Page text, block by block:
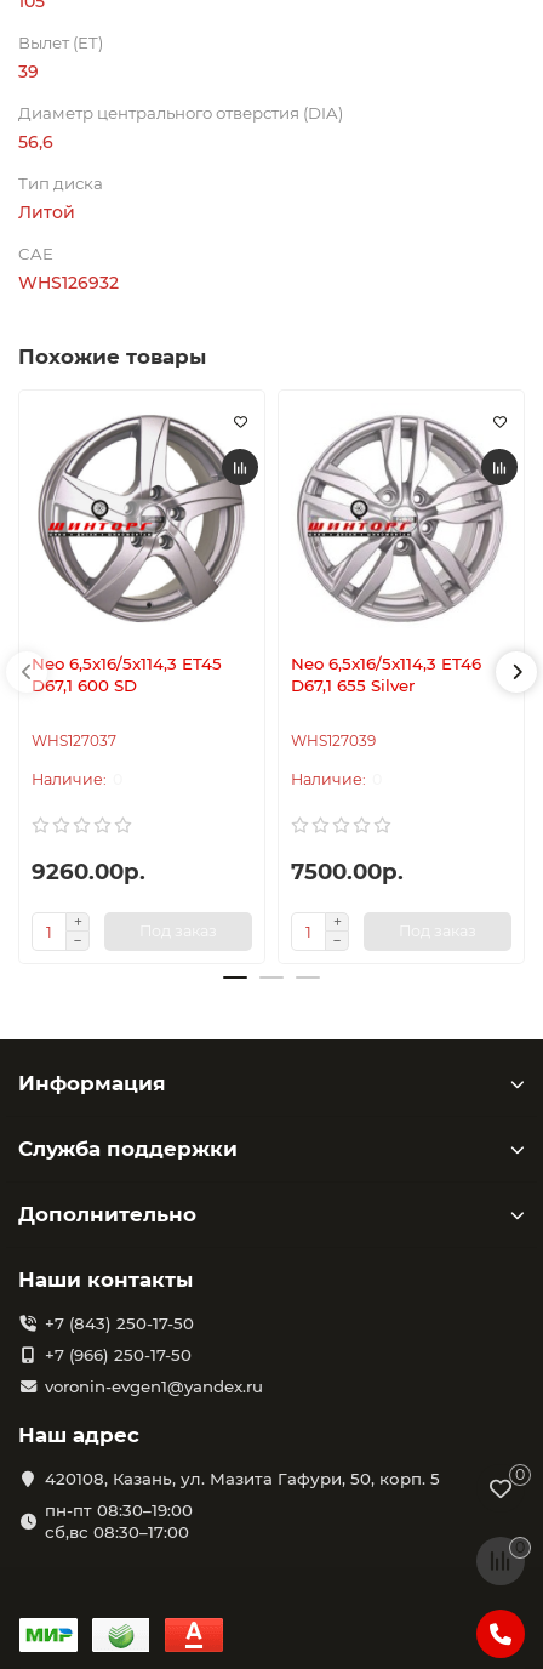
Вылет (ET)
39
Диаметр центрального отверстия (DIA)
56,6
Тип диска
Литой
CAE
WHS126932
Похожие товары
Neo 6,5x16/5x114,3 ET45
D67,1 600 SD
WHS127037
9260.00р.
Neo 6,5x16/5x114,3 ET46
D67,1 655 Silver
WHS127039
7500.00р.
Информация
Служба поддержки
Дополнительно
Наши контакты
+7 (843) 250-17-50
+7 (966) 250-17-50
voronin-evgen1@yandex.ru
Наш адрес
420108, Казань, ул. Мазита Гафури, 50, корп. 5
пн-пт 08:30–19:00
сб,вс 08:30–17:00
0
0